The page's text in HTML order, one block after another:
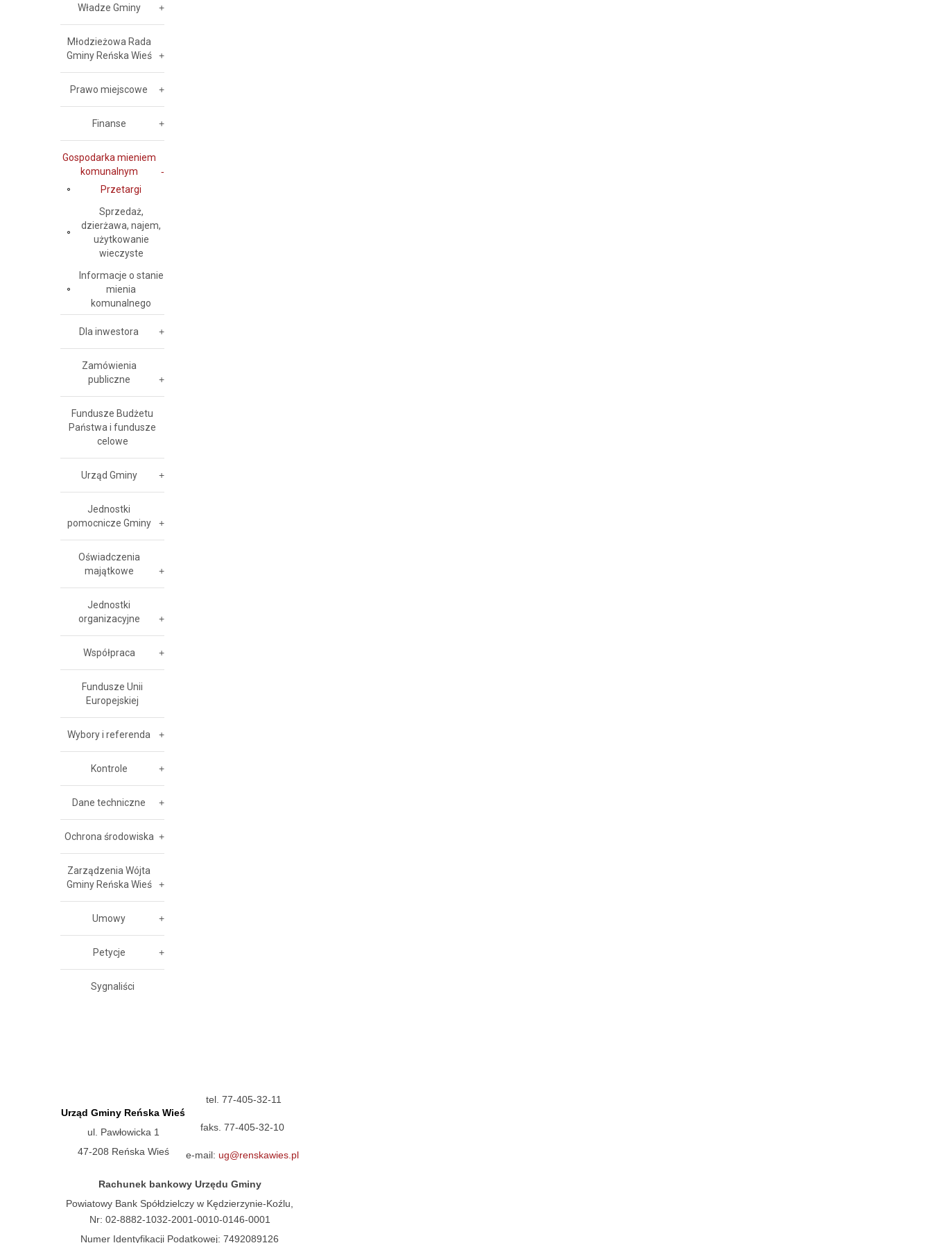
Władze Gminy
Młodzieżowa Rada
Gminy Reńska Wieś
Prawo miejscowe
Finanse
Gospodarka mieniem
komunalnym
Przetargi
Sprzedaż,
dzierżawa, najem,
użytkowanie
wieczyste
Informacje o stanie
mienia
komunalnego
Dla inwestora
Zamówienia
publiczne
Fundusze Budżetu
Państwa i fundusze
celowe
Urząd Gminy
Jednostki
pomocnicze Gminy
Oświadczenia
majątkowe
Jednostki
organizacyjne
Współpraca
Fundusze Unii
Europejskiej
Wybory i referenda
Kontrole
Dane techniczne
Ochrona środowiska
Zarządzenia Wójta
Gminy Reńska Wieś
Umowy
Petycje
Sygnaliści
Urząd Gminy Reńska Wieś
ul. Pawłowicka 1
47-208 Reńska Wieś
tel. 77-405-32-11
faks. 77-405-32-10
e-mail: ug@renskawies.pl
Rachunek bankowy Urzędu Gminy
Powiatowy Bank Spółdzielczy w Kędzierzynie-Koźlu,
Nr: 02-8882-1032-2001-0010-0146-0001
Numer Identyfikacji Podatkowej: 7492089126